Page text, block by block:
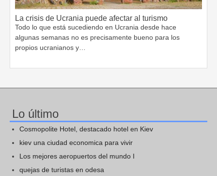
La crisis de Ucrania puede afectar al turismo
Todo lo que está sucediendo en Ucrania desde hace
algunas semanas no es precisamente bueno para los
propios ucranianos y…
Lo último
Cosmopolite Hotel, destacado hotel en Kiev
kiev una ciudad economica para vivir
Los mejores aeropuertos del mundo I
quejas de turistas en odesa